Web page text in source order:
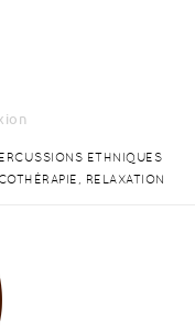
ETHNIQUES
RELAXATION